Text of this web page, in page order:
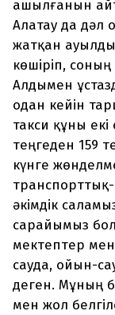
ашылғанын
Алатау да дәл
жатқан ауылды
көшіріп,
Алдымен
одан кейін
такси құны
теңгеден 159
күнге
әкімдік
сарайымыз
мектептер
сауда, ойын-
деген. Мұның
мен жол